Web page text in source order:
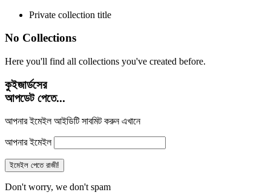
Private collection title
No Collections
Here you'll find all collections you've created before.
কুইজার্ডসের
আপডেট পেতে...
আপনার ইমেইল আইডিটি সাবমিট করুন এখানে
আপনার ইমেইল
Don't worry, we don't spam